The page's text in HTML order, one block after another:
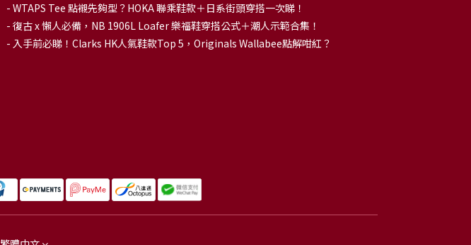
- WTAPS Tee 點襯先夠型？HOKA 聯乘鞋款＋日系街頭穿搭一次睇！
- 復古 x 懶人必備，NB 1906L Loafer 樂福鞋穿搭公式＋潮人示範合集！
- 入手前必睇！Clarks HK人氣鞋款Top 5，Originals Wallabee點解咁紅？